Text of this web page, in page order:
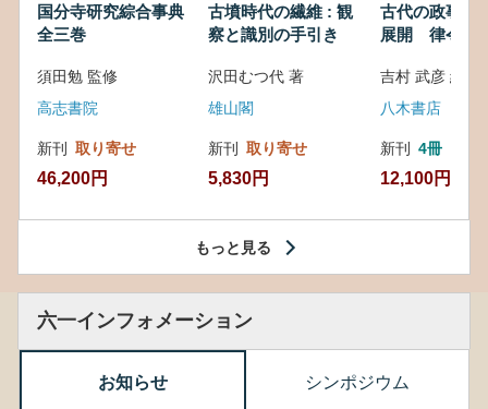
国分寺研究綜合事典
全三巻
須田勉 監修
高志書院
新刊 取り寄せ
46,200円
古墳時代の繊維 : 観
察と識別の手引き
沢田むつ代 著
雄山閣
新刊 取り寄せ
5,830円
古代の政事と
展開 律令・
吉村 武彦 編集
八木書店
新刊 4冊
12,100円
もっと見る
六一インフォメーション
お知らせ シンポジウム